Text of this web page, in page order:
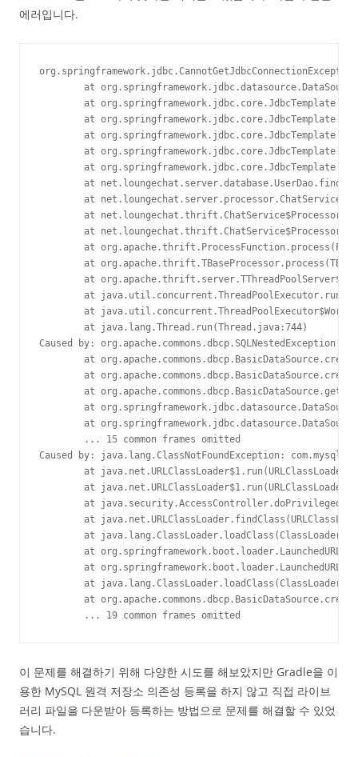
에러입니다.
at
at
at
at
at
at
at
at
at
at
at
at
at
at
at
        at java.lang.Thread.run(Thread.java:744)
Caused by:
at
at
at
at
at
        ... 15 common frames omitted
Caused by: java.lang.ClassNotFoundException:
at
at
at
at
at
at
at
at
at
        ... 19 common frames omitted
이 문제를 해결하기 위해 다양한 시도를 해보았지만 Gradle을 이
용한 MySQL 원격 저장소 의존성 등록을 하지 않고 직접 라이브
러리 파일을 다운받아 등록하는 방법으로 문제를 해결할 수 있었
습니다.